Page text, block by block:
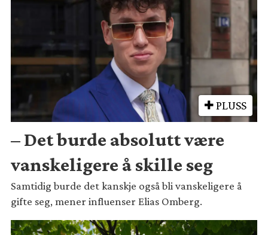
PLUSS
– Det burde absolutt være
vanskeligere å skille seg
Samtidig burde det kanskje også bli vanskeligere å
gifte seg, mener influenser Elias Omberg.